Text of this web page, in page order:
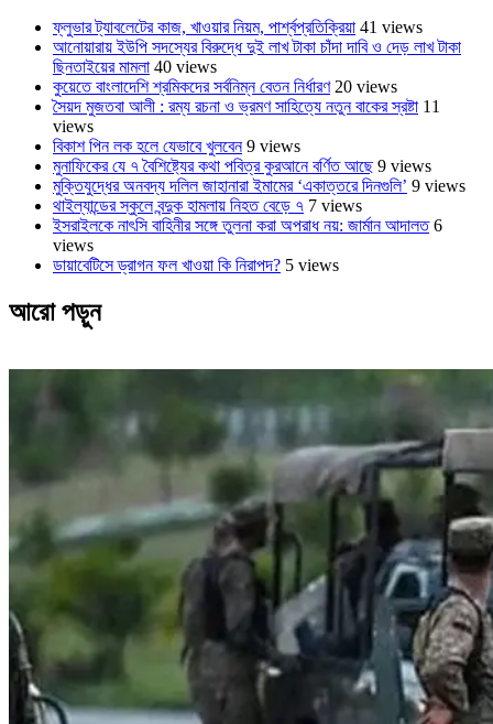
ফ্লুভার ট্যাবলেটের কাজ, খাওয়ার নিয়ম, পার্শ্বপ্রতিক্রিয়া 41 views
আনোয়ারায় ইউপি সদস্যের বিরুদ্ধে দুই লাখ টাকা চাঁদা দাবি ও দেড় লাখ টাকা
ছিনতাইয়ের মামলা 40 views
কুয়েতে বাংলাদেশি শ্রমিকদের সর্বনিম্ন বেতন নির্ধারণ 20 views
সৈয়দ মুজতবা আলী : রম্য রচনা ও ভ্রমণ সাহিত্যে নতুন বাকের স্রষ্টা 11
views
বিকাশ পিন লক হলে যেভাবে খুলবেন 9 views
মুনাফিকের যে ৭ বৈশিষ্ট্যের কথা পবিত্র কুরআনে বর্ণিত আছে 9 views
মুক্তিযুদ্ধের অনবদ্য দলিল জাহানারা ইমামের ‘একাত্তরে দিনগুলি’ 9 views
থাইল্যান্ডের স্কুলে বন্দুক হামলায় নিহত বেড়ে ৭ 7 views
ইসরাইলকে নাৎসি বাহিনীর সঙ্গে তুলনা করা অপরাধ নয়: জার্মান আদালত 6
views
ডায়াবেটিসে ড্রাগন ফল খাওয়া কি নিরাপদ? 5 views
আরো পড়ুন